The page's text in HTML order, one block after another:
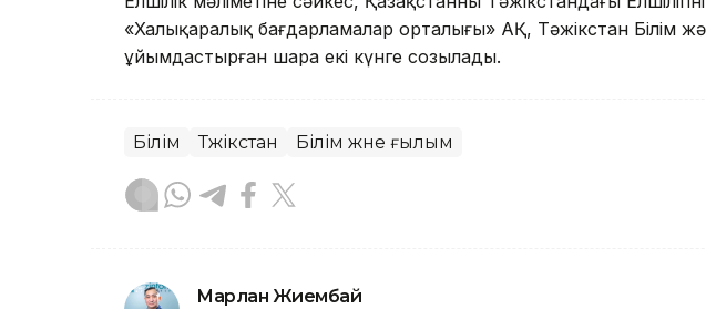
«Халықаралық бағдарламалар орталығы» АҚ, Тәжікстан Білім
ұйымдастырған шара екі күнге созылады.
Білім Тәжікстан Білім және ғылым
Марлан Жиембай